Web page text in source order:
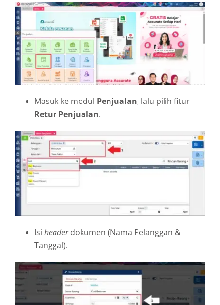
Masuk ke modul Penjualan, lalu pilih fitur
Retur Penjualan.
Isi headerdokumen (Nama Pelanggan &
Tanggal).